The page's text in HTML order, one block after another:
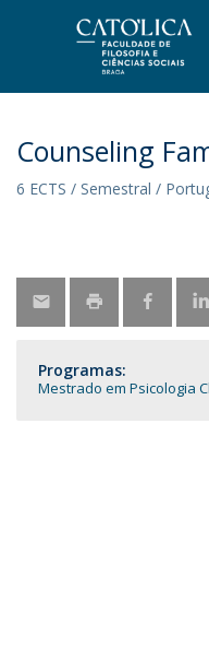
Counseling
6 ECTS / Semestral /
Programas:
Mestrado em Psicologia